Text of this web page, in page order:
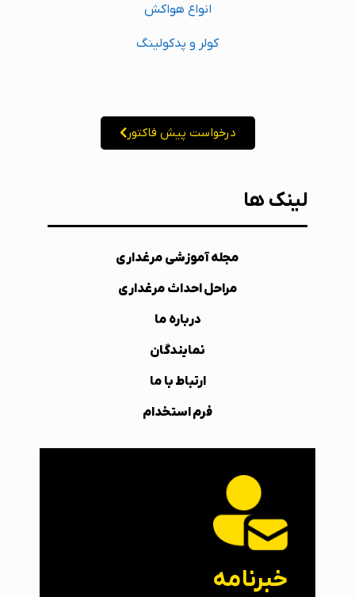
انواع هواکش
کولر و پدکولینگ
درخواست پیش فاکتور
لینک ها
مجله آموزشی مرغداری
مراحل احداث مرغداری
درباره ما
نمایندگان
ارتباط با ما
فرم استخدام
خبرنامه